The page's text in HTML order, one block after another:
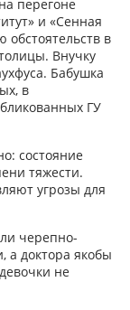
перегоне
и «Сенная
в
Внучку
Бабушка
в
ГУ
состояние
тяжести.
угрозы для
черепно-
а доктора якобы
не